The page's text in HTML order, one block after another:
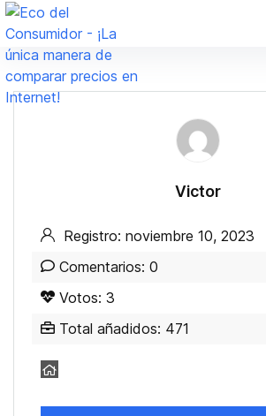
Victor
Registro: noviembre 10, 2023
Comentarios: 0
Votos: 3
Total añadidos: 471